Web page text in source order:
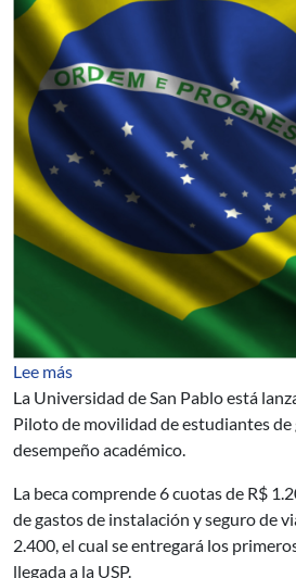
Lee más
La Universidad de San Pablo está
Piloto de movilidad de estudiantes
desempeño académico.
La beca comprende 6 cuotas de R$
de gastos de instalación y seguro de
2.400, el cual se entregará los
llegada a la USP.